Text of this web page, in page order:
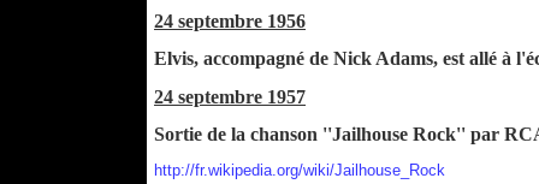
24 septembre 1956
Elvis, accompagné de Nick Adams, est allé à
24 septembre 1957
Sortie de la chanson ''Jailhouse Rock'' par
http://fr.wikipedia.org/wiki/Jailhouse_Rock